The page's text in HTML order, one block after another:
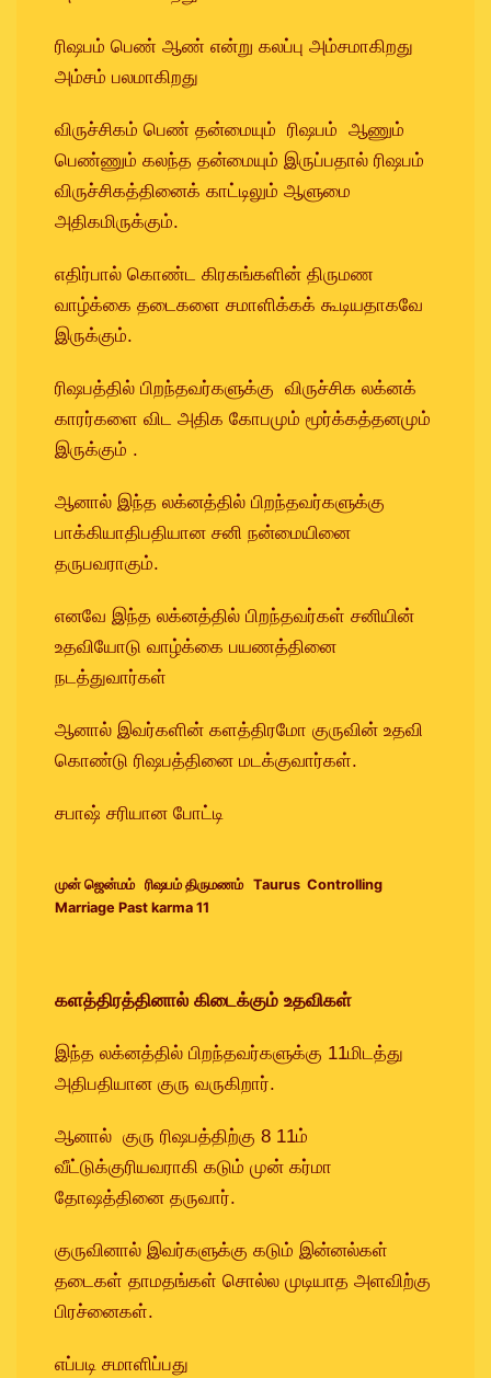
ரிஷபம் பெண் ஆண் என்று கலப்பு அம்சமாகிறது
அம்சம் பலமாகிறது
விருச்சிகம் பெண் தன்மையும் ரிஷபம் ஆணும்
பெண்ணும் கலந்த தன்மையும் இருப்பதால் ரிஷபம்
விருச்சிகத்தினைக் காட்டிலும் ஆளுமை
அதிகமிருக்கும்.
எதிர்பால் கொண்ட கிரகங்களின் திருமண
வாழ்க்கை தடைகளை சமாளிக்கக் கூடியதாகவே
இருக்கும்.
ரிஷபத்தில் பிறந்தவர்களுக்கு விருச்சிக லக்னக்
காரர்களை விட அதிக கோபமும் மூர்க்கத்தனமும்
இருக்கும் .
ஆனால் இந்த லக்னத்தில் பிறந்தவர்களுக்கு
பாக்கியாதிபதியான சனி நன்மையினை
தருபவராகும்.
எனவே இந்த லக்னத்தில் பிறந்தவர்கள் சனியின்
உதவியோடு வாழ்க்கை பயணத்தினை
நடத்துவார்கள்
ஆனால் இவர்களின் களத்திரமோ குருவின் உதவி
கொண்டு ரிஷபத்தினை மடக்குவார்கள்.
சபாஷ் சரியான போட்டி
முன் ஜென்மம் ரிஷபம் திருமணம் Taurus Controlling
Marriage Past karma 11
களத்திரத்தினால் கிடைக்கும் உதவிகள்
இந்த லக்னத்தில் பிறந்தவர்களுக்கு 11மிடத்து
அதிபதியான குரு வருகிறார்.
ஆனால் குரு ரிஷபத்திற்கு 8 11ம்
வீட்டுக்குரியவராகி கடும் முன் கர்மா
தோஷத்தினை தருவார்.
குருவினால் இவர்களுக்கு கடும் இன்னல்கள்
தடைகள் தாமதங்கள் சொல்ல முடியாத அளவிற்கு
பிரச்னைகள்.
எப்படி சமாளிப்பது